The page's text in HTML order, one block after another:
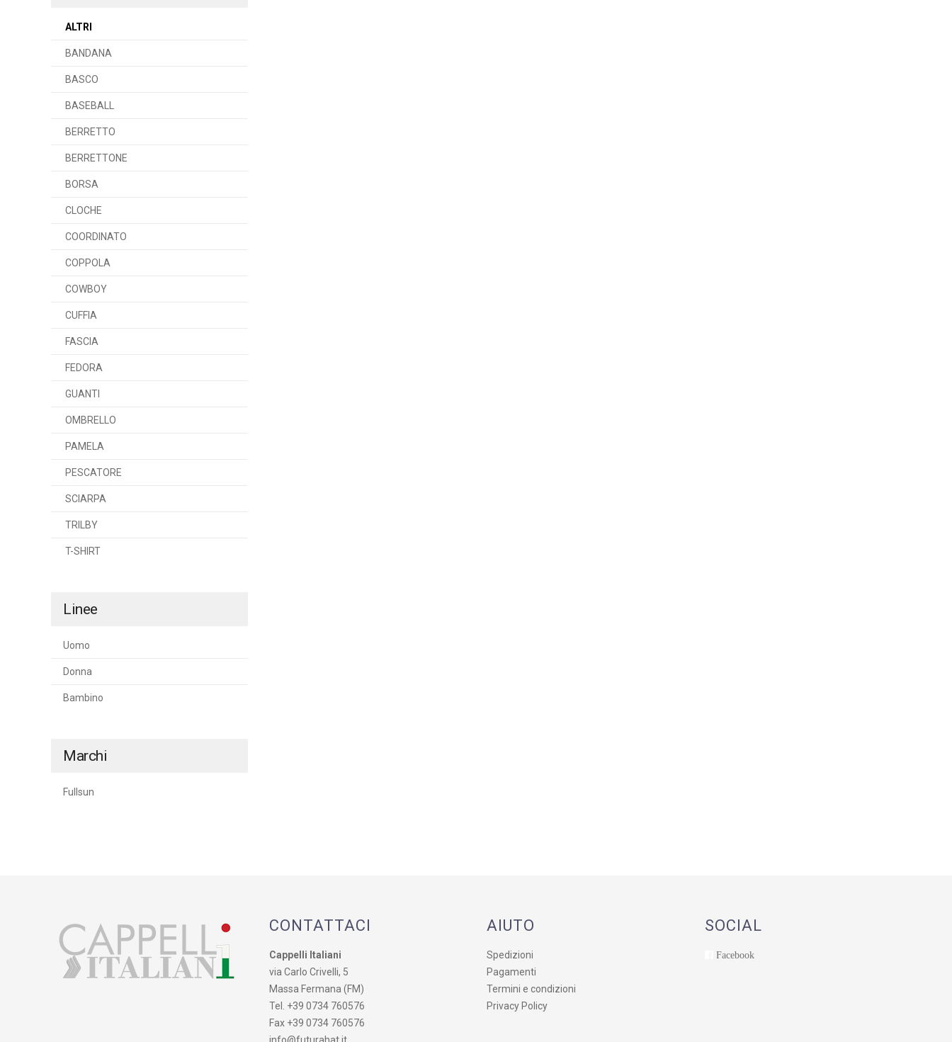
ALTRI
BANDANA
BASCO
BASEBALL
BERRETTO
BERRETTONE
BORSA
CLOCHE
COORDINATO
COPPOLA
COWBOY
CUFFIA
FASCIA
FEDORA
GUANTI
OMBRELLO
PAMELA
PESCATORE
SCIARPA
TRILBY
T-SHIRT
Linee
Uomo
Donna
Bambino
Marchi
Fullsun
CONTATTACI
Cappelli Italiani
via Carlo Crivelli, 5
Massa Fermana (FM)
Tel. +39 0734 760576
Fax +39 0734 760576
AIUTO
Spedizioni
Pagamenti
Termini e condizioni
Privacy Policy
SOCIAL
Facebook